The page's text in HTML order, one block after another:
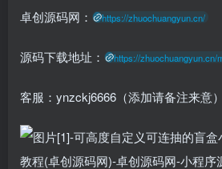
卓创源码网： https://zhuochuangyun.cn/
源码下载地址： https://zhuochuangyun.cn/
客服：ynzckj6666（添加请备注来意）